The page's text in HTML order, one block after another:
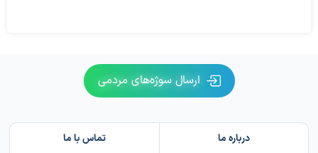
ارسال سوژه‌های مردمی
درباره ما تماس با ما